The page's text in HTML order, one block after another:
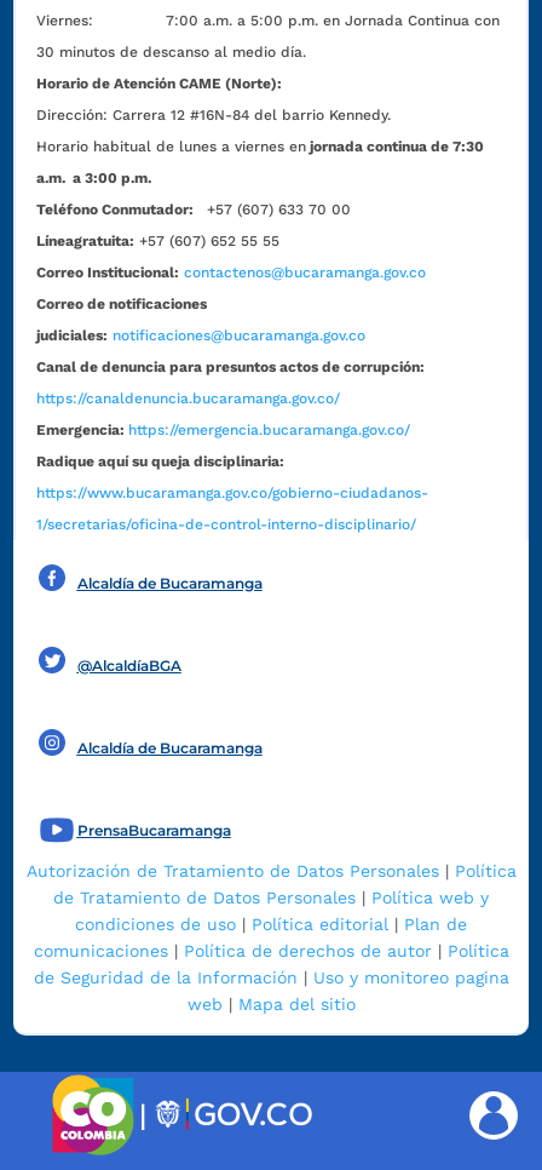
Viernes: 7:00 a.m. a 5:00 p.m. en Jornada Continua con
30 minutos de descanso al medio día.
Horario de Atención CAME (Norte):
Dirección:Carrera 12 #16N-84 del barrio Kennedy.
Horario habitual de lunes a viernes en jornada continua de 7:30
a.m. a 3:00 p.m.
Teléfono Conmutador:
+57 (607) 633 70 00
Líneagratuita: +57 (607) 652 55 55
Correo Institucional: contactenos@bucaramanga.gov.co
Correo de notificaciones
judiciales: notificaciones@bucaramanga.gov.co
Canal de denuncia para presuntos actos de corrupción:
https://canaldenuncia.bucaramanga.gov.co/
Emergencia: https://emergencia.bucaramanga.gov.co/
Radique aquí su queja disciplinaria:
https://www.bucaramanga.gov.co/gobierno-ciudadanos-
1/secretarias/oficina-de-control-interno-disciplinario/
Alcaldía de Bucaramanga
@AlcaldíaBGA
Alcaldía de Bucaramanga
PrensaBucaramanga
Autorización de Tratamiento de Datos Personales| Política
de Tratamiento de Datos Personales | Política web y
condiciones de uso | Política editorial | Plan de
comunicaciones| Política de derechos de autor| Política
de Seguridad de la Información | Uso y monitoreo pagina
web | Mapa del sitio
|